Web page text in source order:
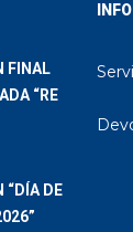
FINAL
“RE
“DÍA DE